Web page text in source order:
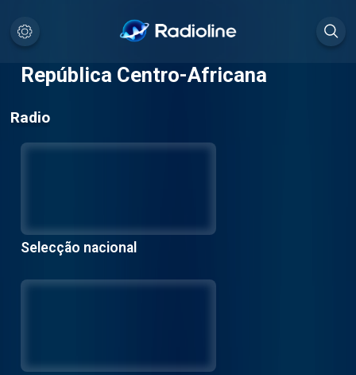
República Centro-Africana
Radio
Selecção nacional